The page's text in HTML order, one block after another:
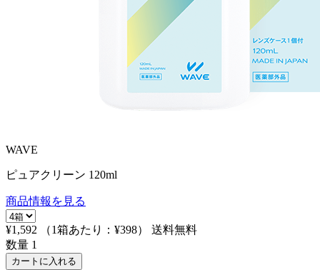
WAVE
ピュアクリーン 120ml
商品情報を見る
¥1,592 （1箱あたり： ¥398）
送料無料
数量 1
カートに入れる